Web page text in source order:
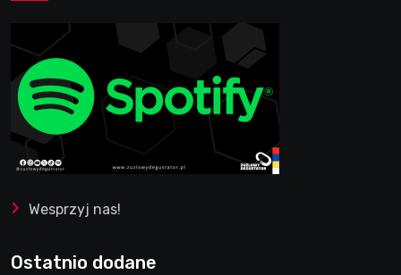
Wesprzyj nas!
Ostatnio dodane